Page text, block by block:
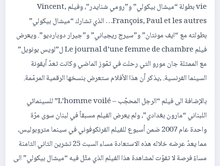
vie بطولة “ميشال بيكولي” و”رومي شنايدر”، وفيلم Vincent,
François, Paul et les autres… الذي تشارك “ميشال بيكولي”
بطولته مع “ايف مونتان” و”سيرج ريجياني” و”جيرار دوبارديو”. ويعرض
فيلم Le journal d’une femme de chambre ل”لويس بونويل”
مع الممثلة جان مورو التي رحلت في تمّوز الماضي وكانت تعدّ أيقونة
السينما الفرنسية. ,يذكر أن هذا الأفلام ستعرض بنسخها الرقمية المرمّمة.
بالإضافة الى فيلم “الرجل المحجّب – L’homme voilé” للسينمائي
اللبناني “مارون بغدادي”، ولم يعرض الفيلم مسبقاً في لبنان سوى مرّة
واحدة عام 2007 ضمن أسبوع للفيلم الفرنكوفوني في سينما متروبوليس،
مما يعدّ عرضه خلاله هذه الاستعادة مساء السبت 25 تشرين الثاني الثامنة
مساءً فرصة لا تفوّت لمشاهدة هذا الفيلم الذي مثّل فيه “ميشال بيكولي” الى